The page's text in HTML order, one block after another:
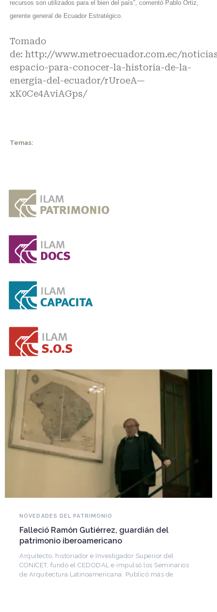
recursos son utilizados para el bien del país”, comentó Pablo Ortiz,
gerente general de Ecuador Estratégico.
Tomado
de: http://www.metroecuador.com.ec/
espacio-para-conocer-la-historia-de-la-
energia-del-ecuador/rUroeA—
xK0Ce4AviAGps/
Temas:
NOVEDADES DEL PATRIMONIO
Falleció Ramón Gutiérrez, guardián del
patrimonio iberoamericano
Arquitecto, historiador e Investigador Superior del
CONICET, fundó el CEDODAL e impulsó los Seminarios
de Arquitectura Latinoamericana. Publicó más de